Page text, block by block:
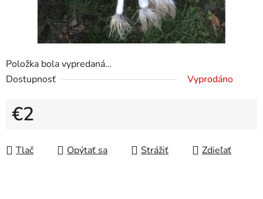
Položka bola vypredaná…
Dostupnosť
Vyprodáno
€2
Tlač
Opýtať sa Strážiť Zdieľať